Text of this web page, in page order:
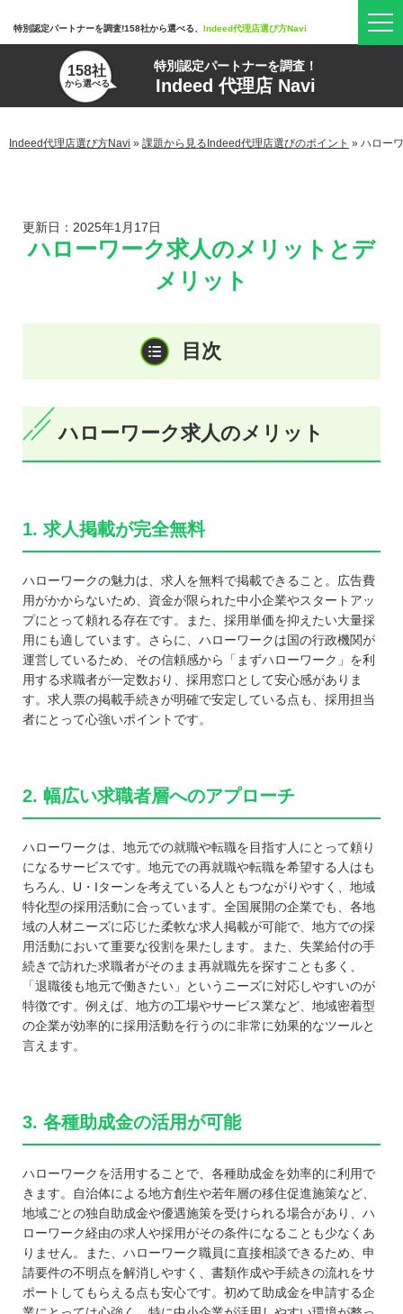
特別認定パートナーを調査!158社から選べる、 Indeed代理店選び方Navi
158社
から選べる
特別認定パートナーを調査！
Indeed 代理店 Navi
Indeed代理店選び方Navi » 課題から見るIndeed代理店選びのポイント » ハロー
更新日：2025年1月17日
ハローワーク求人のメリットとデ
メリット
ハローワーク求人のメリット
1. 求人掲載が完全無料
ハローワークの魅力は、求人を無料で掲載できること。広告費
用がかからないため、資金が限られた中小企業やスタートアッ
プにとって頼れる存在です。また、採用単価を抑えたい大量採
用にも適しています。さらに、ハローワークは国の行政機関が
運営しているため、その信頼感から「まずハローワーク」を利
用する求職者が一定数おり、採用窓口として安心感がありま
す。求人票の掲載手続きが明確で安定している点も、採用担当
者にとって心強いポイントです。
2. 幅広い求職者層へのアプローチ
ハローワークは、地元での就職や転職を目指す人にとって頼り
になるサービスです。地元での再就職や転職を希望する人はも
ちろん、U・Iターンを考えている人ともつながりやすく、地域
特化型の採用活動に合っています。全国展開の企業でも、各地
域の人材ニーズに応じた柔軟な求人掲載が可能で、地方での採
用活動において重要な役割を果たします。また、失業給付の手
続きで訪れた求職者がそのまま再就職先を探すことも多く、
「退職後も地元で働きたい」というニーズに対応しやすいのが
特徴です。例えば、地方の工場やサービス業など、地域密着型
の企業が効率的に採用活動を行うのに非常に効果的なツールと
言えます。
3. 各種助成金の活用が可能
ハローワークを活用することで、各種助成金を効率的に利用で
きます。自治体による地方創生や若年層の移住促進施策など、
地域ごとの独自助成金や優遇施策を受けられる場合があり、ハ
ローワーク経由の求人や採用がその条件になることも少なくあ
りません。また、ハローワーク職員に直接相談できるため、申
請要件の不明点を解消しやすく、書類作成や手続きの流れをサ
ポートしてもらえる点も安心です。初めて助成金を申請する企